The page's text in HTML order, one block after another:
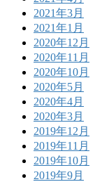
2021年3月
2021年1月
2020年12月
2020年11月
2020年10月
2020年5月
2020年4月
2020年3月
2019年12月
2019年11月
2019年10月
2019年9月